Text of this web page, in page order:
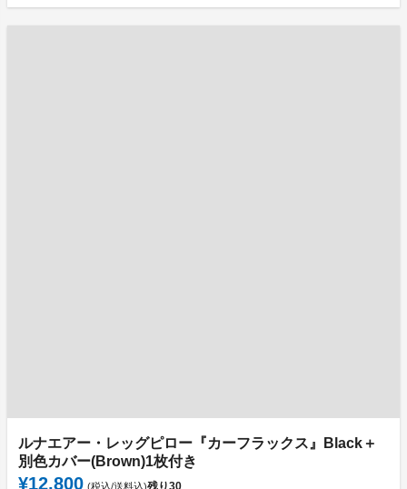
ルナエアー・レッグピロー『カーフラックス』Black＋
別色カバー(Brown)1枚付き
¥12,800 (税込/送料込)